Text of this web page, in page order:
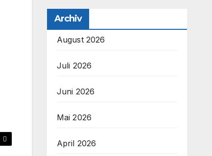
Archiv
August 2026
Juli 2026
Juni 2026
Mai 2026
April 2026